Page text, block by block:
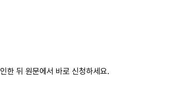
한 뒤 원문에서 바로 신청하세요.